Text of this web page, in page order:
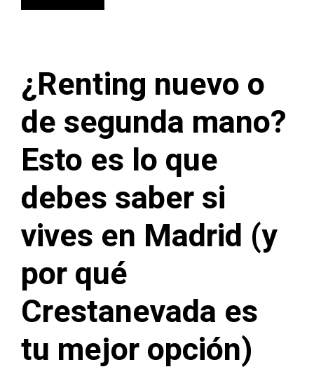
¿Renting nuevo o
de segunda mano?
Esto es lo que
debes saber si
vives en Madrid (y
por qué
Crestanevada es
tu mejor opción)